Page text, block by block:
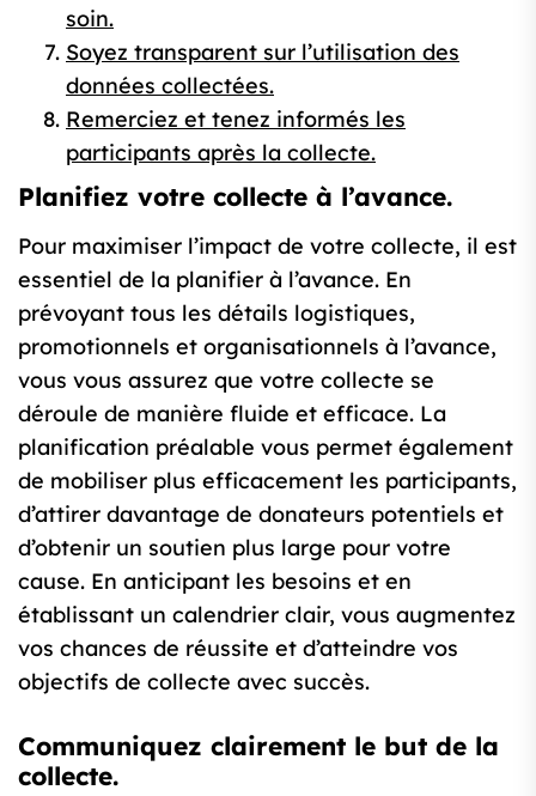
soin.
Soyez transparent sur l’utilisation des
données collectées.
Remerciez et tenez informés les
participants après la collecte.
Planifiez votre collecte à l’avance.
Pour maximiser l’impact de votre collecte, il est
essentiel de la planifier à l’avance. En
prévoyant tous les détails logistiques,
promotionnels et organisationnels à l’avance,
vous vous assurez que votre collecte se
déroule de manière fluide et efficace. La
planification préalable vous permet également
de mobiliser plus efficacement les participants,
d’attirer davantage de donateurs potentiels et
d’obtenir un soutien plus large pour votre
cause. En anticipant les besoins et en
établissant un calendrier clair, vous augmentez
vos chances de réussite et d’atteindre vos
objectifs de collecte avec succès.
Communiquez clairement le but de la
collecte.